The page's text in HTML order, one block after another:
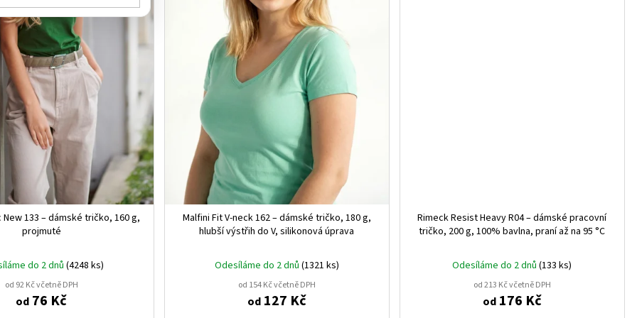
New 133 – dámské tričko, 160 g,
projmuté
do 2 dnů (4248 ks)
od 92 Kč včetně DPH
od 76 Kč
Malfini Fit V‑neck 162 – dámské tričko, 180 g,
hlubší výstřih do V, silikonová úprava
Odesíláme do 2 dnů (1321 ks)
od 154 Kč včetně DPH
od127 Kč
Rimeck Resist Heavy R04 – dámské pracovní
tričko, 200 g, 100% bavlna, praní až na 95 °C
Odesíláme do 2 dnů(133 ks)
od 213 Kč včetně DPH
od176 Kč